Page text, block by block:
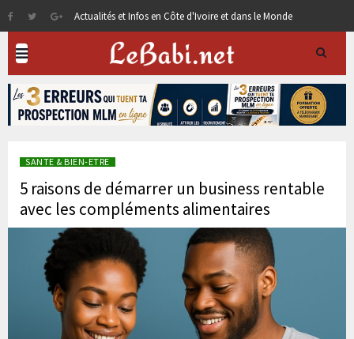
Actualités et Infos en Côte d'Ivoire et dans le Monde
SANTE & BIEN-ETRE
5 raisons de démarrer un business rentable
avec les compléments alimentaires